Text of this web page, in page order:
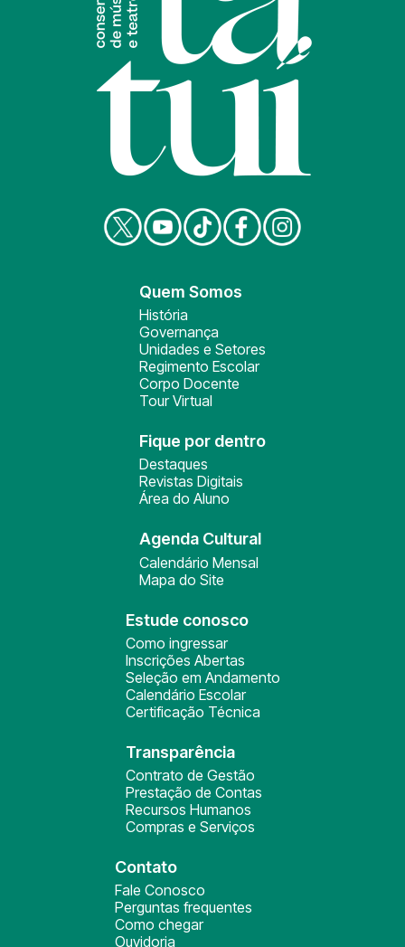
Quem Somos
História
Governança
Unidades e Setores
Regimento Escolar
Corpo Docente
Tour Virtual
Fique por dentro
Destaques
Revistas Digitais
Área do Aluno
Agenda Cultural
Calendário Mensal
Mapa do Site
Estude conosco
Como ingressar
Inscrições Abertas
Seleção em Andamento
Calendário Escolar
Certificação Técnica
Transparência
Contrato de Gestão
Prestação de Contas
Recursos Humanos
Compras e Serviços
Contato
Fale Conosco
Perguntas frequentes
Como chegar
Ouvidoria